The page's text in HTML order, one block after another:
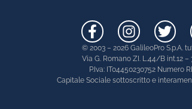
© 2003 – 2026 GalileoPro S.p.A.
Via G. Romano ZI. L.44/B int.12 –
P.Iva: IT04450230752 Numero
Capitale Sociale sottoscritto e